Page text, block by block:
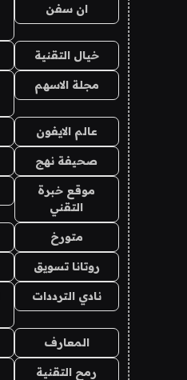
ان سفن
خيال التقنية
مجلة الاسهم
عالم الايفون
صحيفة نهج
موقع خبرة
التقني
متورخ
روتانا تسويق
نادي الترددات
المعارف
رمح التقنية